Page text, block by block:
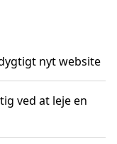
nyt website
ved at leje en